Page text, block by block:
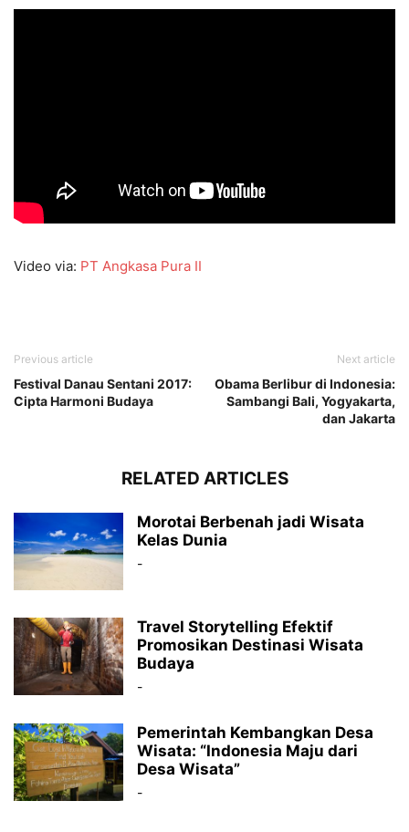
Video via: PT Angkasa Pura II
Previous article
Festival Danau Sentani 2017:
Cipta Harmoni Budaya
Next article
Obama Berlibur di Indonesia:
Sambangi Bali, Yogyakarta,
dan Jakarta
RELATED ARTICLES
Morotai Berbenah jadi Wisata
Kelas Dunia
-
Travel Storytelling Efektif
Promosikan Destinasi Wisata
Budaya
-
Pemerintah Kembangkan Desa
Wisata: “Indonesia Maju dari
Desa Wisata”
-